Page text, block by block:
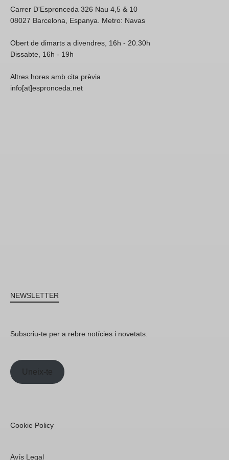
Carrer D'Espronceda 326 Nau 4,5 & 10
08027 Barcelona, Espanya. Metro: Navas
Obert de dimarts a divendres, 16h - 20.30h
Dissabte, 16h - 19h
Altres hores amb cita prèvia
info[at]espronceda.net
NEWSLETTER
Subscriu-te per a rebre notícies i novetats.
Uneix-te
Cookie Policy
Avís Legal